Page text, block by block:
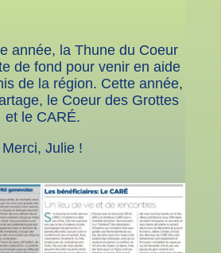
année, la Thune du Coeur
de fond pour venir en aide
de la région. Cette année,
le Coeur des Grottes
et le CARÉ.
Merci, Julie !